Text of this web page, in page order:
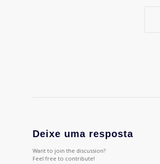
Deixe uma resposta
Want to join the discussion?
Feel free to contribute!